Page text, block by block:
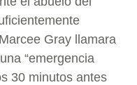
Gray llamara
“emergencia
30 minutos antes